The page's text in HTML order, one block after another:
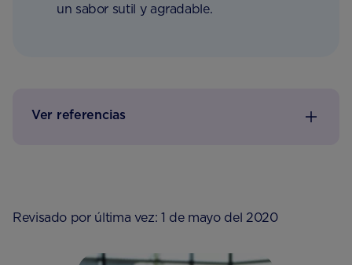
un sabor sutil y agradable.
Ver referencias
Revisado por última vez: 1 de mayo del 2020